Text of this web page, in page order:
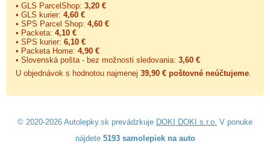
• GLS ParcelShop: 3,20 €
• GLS kurier: 4,60 €
• SPS Parcel Shop: 4,60 €
• Packeta: 4,10 €
• SPS kurier: 6,10 €
• Packeta Home: 4,90 €
• Slovenská pošta - bez možnosti sledovania: 3,60 €
U objednávok s hodnotou najmenej 39,90 € poštovné neúčtujeme
© 2020-2026 Autolepky.sk prevádzkuje DOKI DOKI s.r.o. V ponuke
nájdete 5193 samolepiek na auto